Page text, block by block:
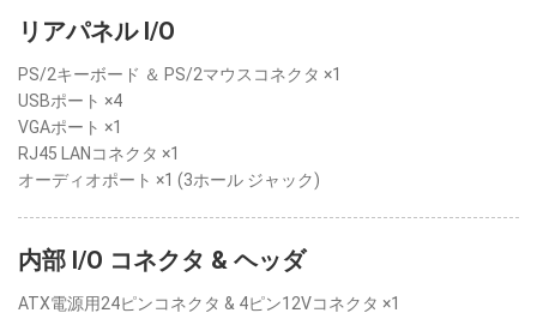
リアパネル I/O
PS/2キーボード ＆ PS/2マウスコネクタ ×1
USBポート ×4
VGAポート ×1
RJ45 LANコネクタ ×1
オーディオポート ×1 (3ホール ジャック)
内部 I/O コネクタ & ヘッダ
ATX電源用24ピンコネクタ & 4ピン12Vコネクタ ×1